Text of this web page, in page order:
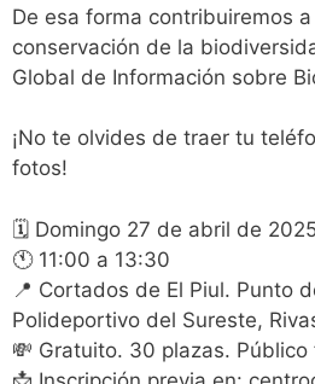
De esa forma contribuiremos
conservación de la
Global de Información sobre
¡No te olvides de traer tu
fotos!
🗓️ Domingo 27 de abril de
🕚 11:00 a 13:30
📍 Cortados de El Piul. Punto
Polideportivo del Sureste,
💸 Gratuito. 30 plazas.